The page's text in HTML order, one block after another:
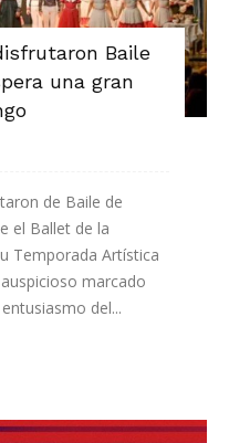
Baile
una gran
de Baile de
el Ballet de la
Temporada Artística
marcado
del...